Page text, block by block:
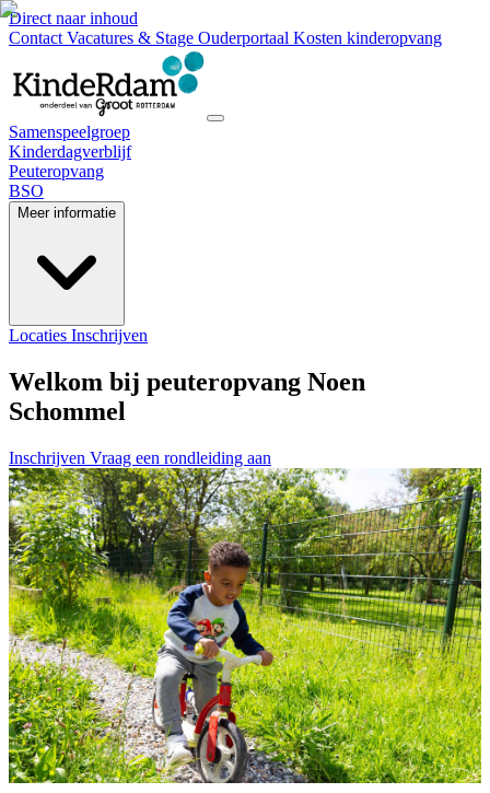
Direct naar inhoud
Contact Vacatures & Stage Ouderportaal Kosten kinderopvang
Samenspeelgroep
Kinderdagverblijf
Peuteropvang
BSO
Meer informatie
Locaties Inschrijven
Welkom bij peuteropvang Noen
Schommel
Inschrijven Vraag een rondleiding aan